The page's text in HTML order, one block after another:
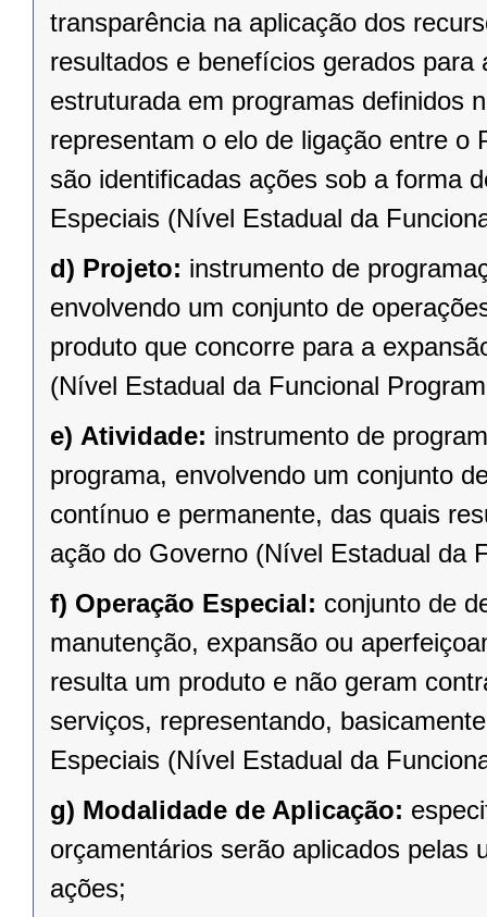
transparência na aplicação dos
resultados e benefícios gerados
estruturada em programas definidos
representam o elo de ligação entre o
são identificadas ações sob a forma
Especiais (Nível Estadual da
d) Projeto: instrumento de
envolvendo um conjunto de
produto que concorre para a
(Nível Estadual da Funcional
e) Atividade: instrumento de
programa, envolvendo um conjunto
contínuo e permanente, das quais
ação do Governo (Nível Estadual da
f) Operação Especial: conjunto de
manutenção, expansão ou
resulta um produto e não geram
serviços, representando,
Especiais (Nível Estadual da
g) Modalidade de Aplicação:
orçamentários serão aplicados pelas
ações;